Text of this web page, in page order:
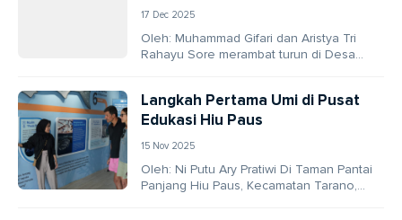
Jaga Teluk Ba’a
17 Dec 2025
Oleh: Muhammad Gifari dan Aristya Tri
Rahayu Sore merambat turun di Desa
Langkah Pertama Umi di Pusat
Edukasi Hiu Paus
15 Nov 2025
Oleh: Ni Putu Ary Pratiwi Di Taman Pantai
Panjang Hiu Paus, Kecamatan Tarano,